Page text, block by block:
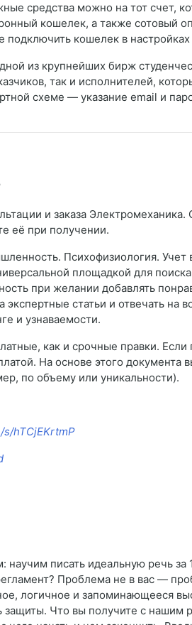
средства можно на тот счет,
кошелек, а также сотовый
подключить кошелек в
из крупнейших бирж
так и исполнителей,
схеме — указание email и
и заказа
её при получении.
Психофизиология.
площадкой для
при желании добавлять
экспертные статьи и отвечать
и узнаваемости.
как и срочные правки.
На основе этого
по объему или уникальности).
hTCjEKrtmP
писать идеальную речь
Проблема не в вас —
логичное и запоминающееся
защиты. Что вы получите с